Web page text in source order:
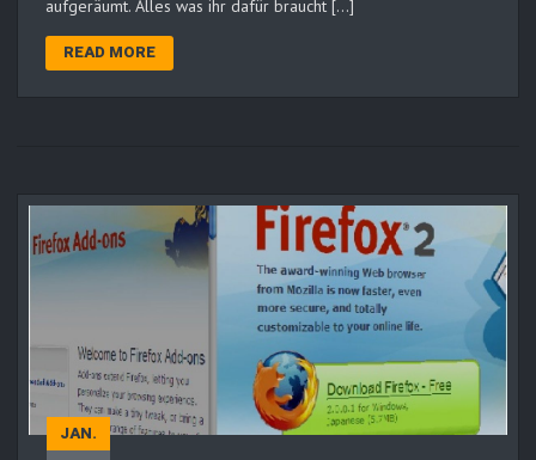
aufgeräumt. Alles was ihr dafür braucht […]
READ MORE
JAN.